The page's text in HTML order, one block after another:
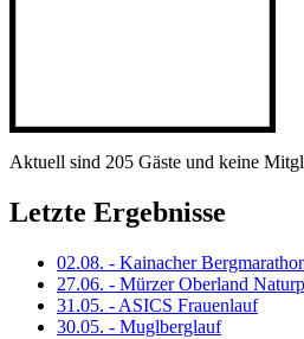
Aktuell sind 205 Gäste und keine
Letzte Ergebnisse
02.08. - Kainacher
27.06. - Mürzer Oberland
31.05. - ASICS Frauenlauf
30.05. - Muglberglauf